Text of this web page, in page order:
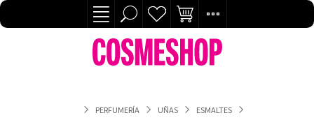
PERFUMERÍA UÑAS ESMALTES